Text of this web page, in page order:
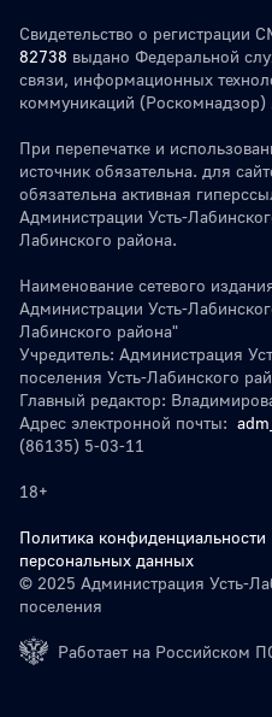
Свидетельство о регистрации
82738 выдано Федеральной
связи, информационных
коммуникаций (Роскомнадзор)
При перепечатке и
источник обязательна. для
обязательна активная
Администрации Усть-
Лабинского района.
Наименование сетевого
Администрации Усть-
Лабинского района"
Учредитель: Администрация
поселения Усть-Лабинского
Главный редактор:
Адрес электронной почты:
(86135) 5-03-11
18+
Политика конфиденциальности
персональных данных
© 2025 Администрация Усть-
поселения
Работает на Российском